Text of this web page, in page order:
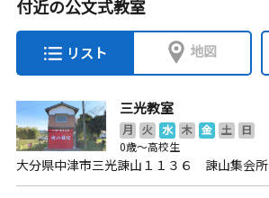
付近の公文式教室
リスト 地図
三光教室
月 火 水 木 金 土
日
0歳～高校生
大分県中津市三光諌山１１３６ 諌山集会所